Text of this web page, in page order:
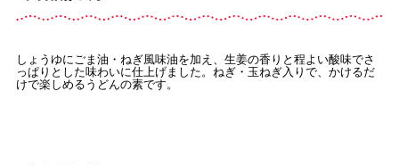
しょうゆにごま油・ねぎ風味油を加え、生姜の香りと程よい酸味でさ
っぱりとした味わいに仕上げました。ねぎ・玉ねぎ入りで、かけるだ
けで楽しめるうどんの素です。